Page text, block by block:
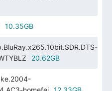
10.35GB
20.62GB